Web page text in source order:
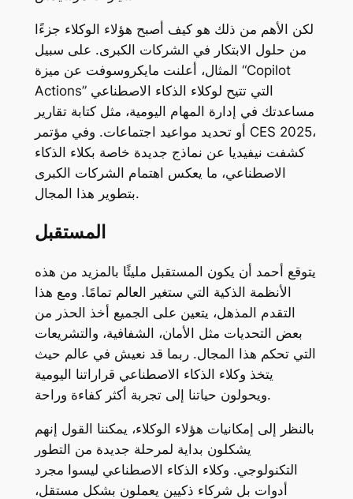
لكن الأهم من ذلك هو كيف أصبح هؤلاء الوكلاء جزءًا
من حلول الابتكار في الشركات الكبرى. على سبيل
المثال، أعلنت مايكروسوفت عن ميزة “Copilot
Actions” التي تتيح لوكلاء الذكاء الاصطناعي
مساعدتك في إدارة المهام اليومية، مثل كتابة تقارير
أو تحديد مواعيد اجتماعات. وفي مؤتمر CES 2025،
كشفت نيفيديا عن نماذج جديدة خاصة بكلاء الذكاء
الاصطناعي، ما يعكس اهتمام الشركات الكبرى
بتطوير هذا المجال.
المستقبل
يتوقع أحمد أن يكون المستقبل مليئًا بالمزيد من هذه
الأنظمة الذكية التي ستغير العالم تمامًا. ومع هذا
التقدم المذهل، يتعين على الجميع أخذ الحذر من
بعض التحديات مثل الأمان، الشفافية، والتشريعات
التي تحكم هذا المجال. ربما قد نعيش في عالم حيث
يتخذ وكلاء الذكاء الاصطناعي قراراتنا اليومية
ويحولون حياتنا إلى تجربة أكثر كفاءة وراحة.
بالنظر إلى إمكانيات هؤلاء الوكلاء، يمكننا القول إنهم
يشكلون بداية لمرحلة جديدة من التطور
التكنولوجي. وكلاء الذكاء الاصطناعي ليسوا مجرد
أدوات بل شركاء ذكيين يعملون بشكل مستقل،